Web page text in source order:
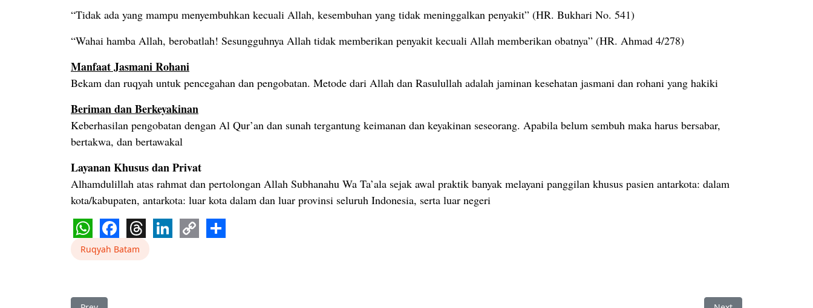
“Tidak ada yang mampu menyembuhkan kecuali Allah, kesembuhan yang tidak meninggalkan penyakit” (HR. Bukhari No. 541)
“Wahai hamba Allah, berobatlah! Sesungguhnya Allah tidak memberikan penyakit kecuali Allah memberikan obatnya” (HR. Ahmad 4/278)
Manfaat Jasmani Rohani
Bekam dan ruqyah untuk pencegahan dan pengobatan. Metode dari Allah dan Rasulullah adalah jaminan kesehatan jasmani dan rohani yang hakiki
Beriman dan Berkeyakinan
Keberhasilan pengobatan dengan Al Qur’an dan sunah tergantung keimanan dan keyakinan seseorang. Apabila belum sembuh maka harus bersabar,
bertakwa, dan bertawakal
Layanan Khusus dan Privat
Alhamdulillah atas rahmat dan pertolongan Allah Subhanahu Wa Ta’ala sejak awal praktik banyak melayani panggilan khusus pasien antarkota: dalam
kota/kabupaten, antarkota: luar kota dalam dan luar provinsi seluruh Indonesia, serta luar negeri
WhatsApp
Facebook
Threads
Ruqyah Batam